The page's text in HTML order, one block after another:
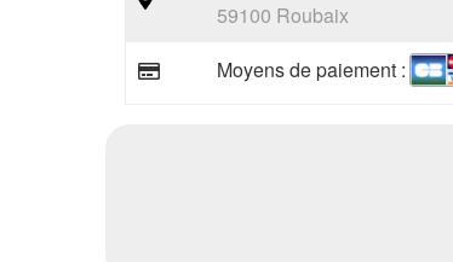
59100 Roubaix
Moyens de paiement :